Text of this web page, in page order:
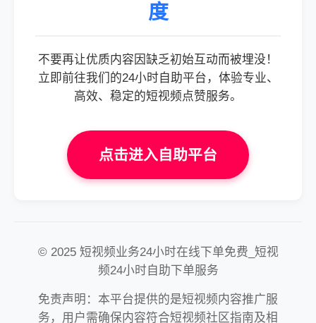
度
不要再让优质内容因缺乏初始互动而被埋没！
立即前往我们的24小时自助平台，体验专业、
高效、稳定的短视频点赞服务。
点击进入自助平台
© 2025 短视频业务24小时在线下单免费_短视
频24小时自助下单服务
免责声明：本平台提供的是短视频内容推广服
务，用户需确保内容符合短视频社区指南及相